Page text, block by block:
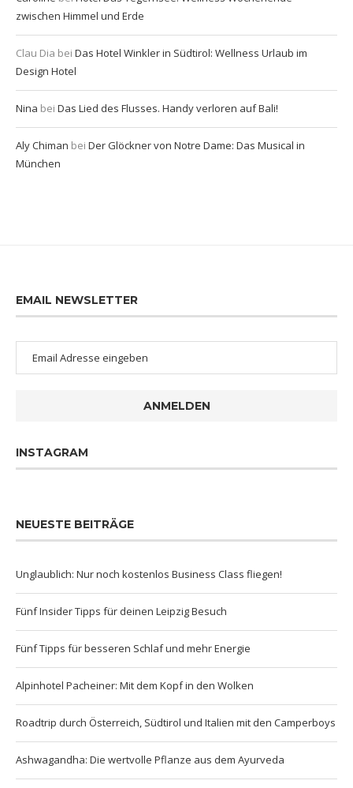
zwischen Himmel und Erde
Clau Dia bei Das Hotel Winkler in Südtirol: Wellness Urlaub im
Design Hotel
Nina bei Das Lied des Flusses. Handy verloren auf Bali!
Aly Chiman bei Der Glöckner von Notre Dame: Das Musical in
München
EMAIL NEWSLETTER
ANMELDEN
INSTAGRAM
NEUESTE BEITRÄGE
Unglaublich: Nur noch kostenlos Business Class fliegen!
Fünf Insider Tipps für deinen Leipzig Besuch
Fünf Tipps für besseren Schlaf und mehr Energie
Alpinhotel Pacheiner: Mit dem Kopf in den Wolken
Roadtrip durch Österreich, Südtirol und Italien mit den Camperboys
Ashwagandha: Die wertvolle Pflanze aus dem Ayurveda